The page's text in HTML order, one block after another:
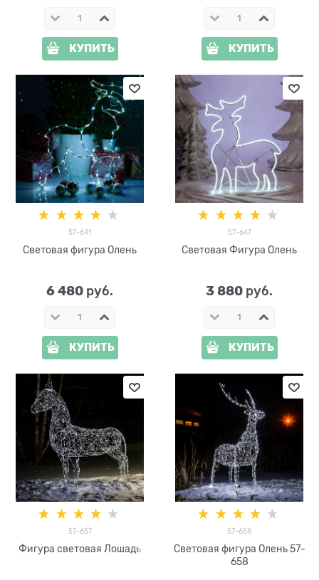
КУПИТЬ КУПИТЬ
57-641
Световая фигура Олень
6 480 руб.
КУПИТЬ
57-647
Световая Фигура Олень
3 880 руб.
КУПИТЬ
57-657
Фигура световая Лошадь
57-658
Световая фигура Олень 57-
658